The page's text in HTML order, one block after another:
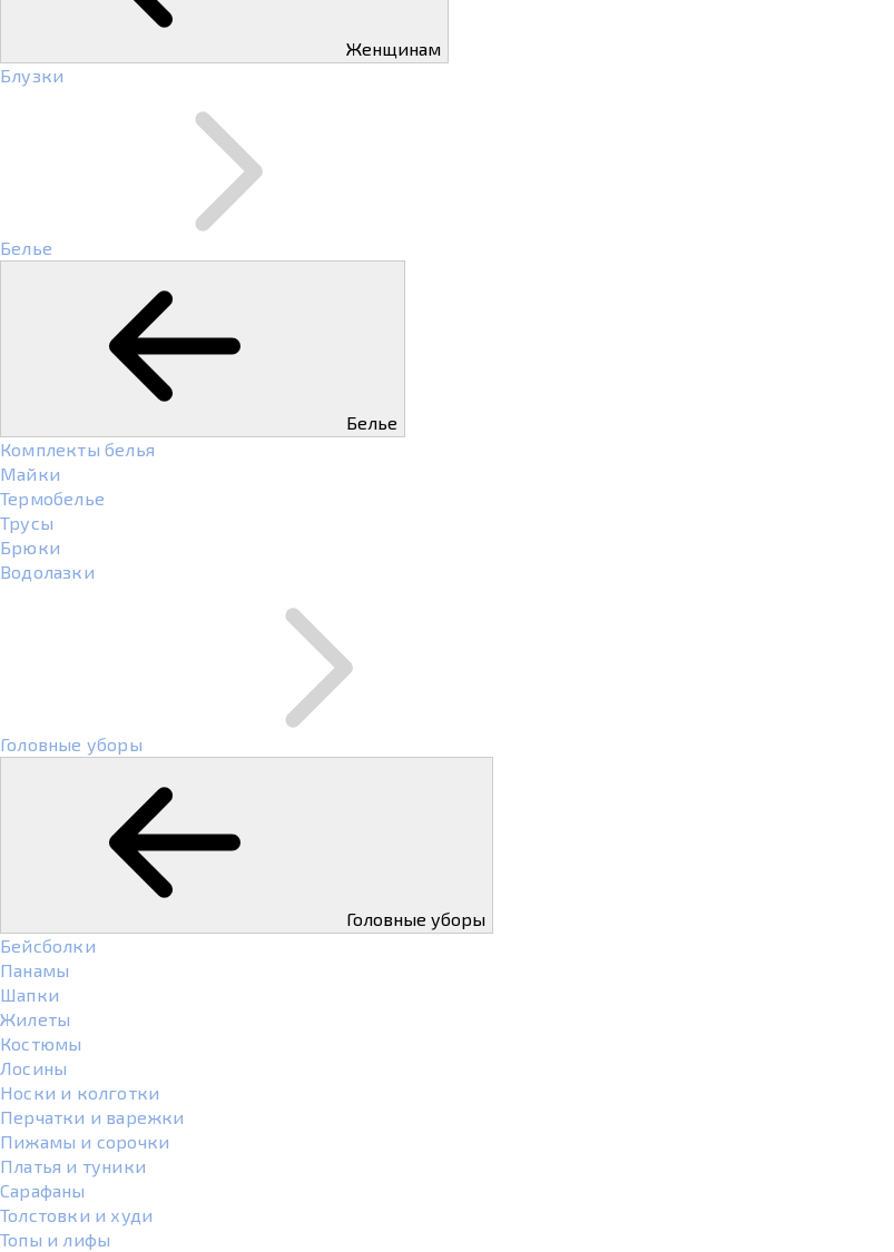
Женщинам
Блузки
Белье
Белье
Комплекты белья
Майки
Термобелье
Трусы
Брюки
Водолазки
Головные уборы
Головные уборы
Бейсболки
Панамы
Шапки
Жилеты
Костюмы
Лосины
Носки и колготки
Перчатки и варежки
Пижамы и сорочки
Платья и туники
Сарафаны
Толстовки и худи
Топы и лифы